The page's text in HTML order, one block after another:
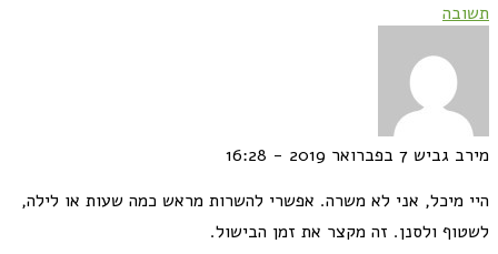
תשובה
מירב גביש 7 בפברואר 2019 - 16:28
היי מיכל, אני לא משרה. אפשרי להשרות מראש כמה שעות או לילה,
לשטוף ולסנן. זה מקצר את זמן הבישול.